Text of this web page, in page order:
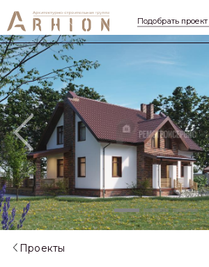
Подобрать проект
Previous
Проекты